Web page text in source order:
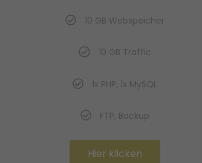
10 GB Webspeicher
10 GB Traffic
1x PHP, 1x MySQL
FTP, Backup
Hier klicken